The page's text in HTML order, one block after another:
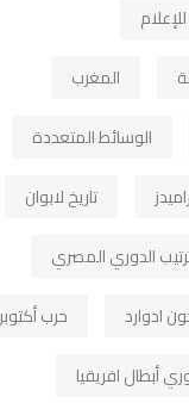
المغرب
الوسائط المتعددة
تاريخ لابوان
الدوري المصري
ادوارد
حرب أكتوبر
أبطال افريقيا